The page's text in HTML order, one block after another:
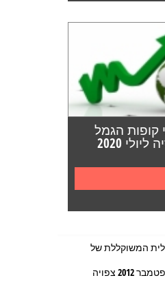
קופות הגמל
2020
המשוקללת של
קופות הגמל בספטמבר 2012 צפויה